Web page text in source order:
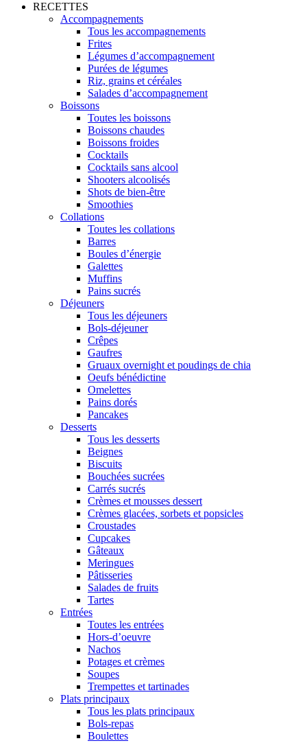
RECETTES
Accompagnements
Tous les accompagnements
Frites
Légumes d’accompagnement
Purées de légumes
Riz, grains et céréales
Salades d’accompagnement
Boissons
Toutes les boissons
Boissons chaudes
Boissons froides
Cocktails
Cocktails sans alcool
Shooters alcoolisés
Shots de bien-être
Smoothies
Collations
Toutes les collations
Barres
Boules d’énergie
Galettes
Muffins
Pains sucrés
Déjeuners
Tous les déjeuners
Bols-déjeuner
Crêpes
Gaufres
Gruaux overnight et poudings de chia
Oeufs bénédictine
Omelettes
Pains dorés
Pancakes
Desserts
Tous les desserts
Beignes
Biscuits
Bouchées sucrées
Carrés sucrés
Crèmes et mousses dessert
Crèmes glacées, sorbets et popsicles
Croustades
Cupcakes
Gâteaux
Meringues
Pâtisseries
Salades de fruits
Tartes
Entrées
Toutes les entrées
Hors-d’oeuvre
Nachos
Potages et crèmes
Soupes
Trempettes et tartinades
Plats principaux
Tous les plats principaux
Bols-repas
Boulettes